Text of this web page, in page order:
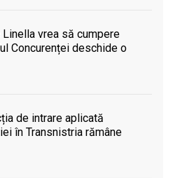
vrea să cumpere
Concurenței deschide o
de intrare aplicată
în Transnistria rămâne